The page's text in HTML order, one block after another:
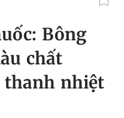
Bông
chất
thanh nhiệt